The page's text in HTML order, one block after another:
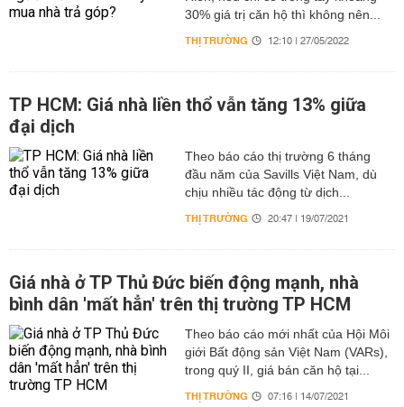
30% giá trị căn hộ thì không nên...
THỊ TRƯỜNG 12:10 | 27/05/2022
TP HCM: Giá nhà liền thổ vẫn tăng 13% giữa
đại dịch
Theo báo cáo thị trường 6 tháng
đầu năm của Savills Việt Nam, dù
chịu nhiều tác động từ dịch...
THỊ TRƯỜNG 20:47 | 19/07/2021
Giá nhà ở TP Thủ Đức biến động mạnh, nhà
bình dân 'mất hẳn' trên thị trường TP HCM
Theo báo cáo mới nhất của Hội Môi
giới Bất động sản Việt Nam (VARs),
trong quý II, giá bán căn hộ tại...
THỊ TRƯỜNG 07:16 | 14/07/2021